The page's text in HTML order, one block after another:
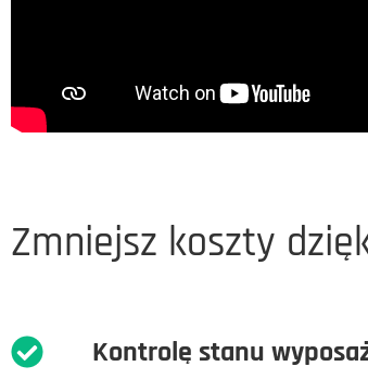
Zmniejsz koszty
Kontrolę stanu